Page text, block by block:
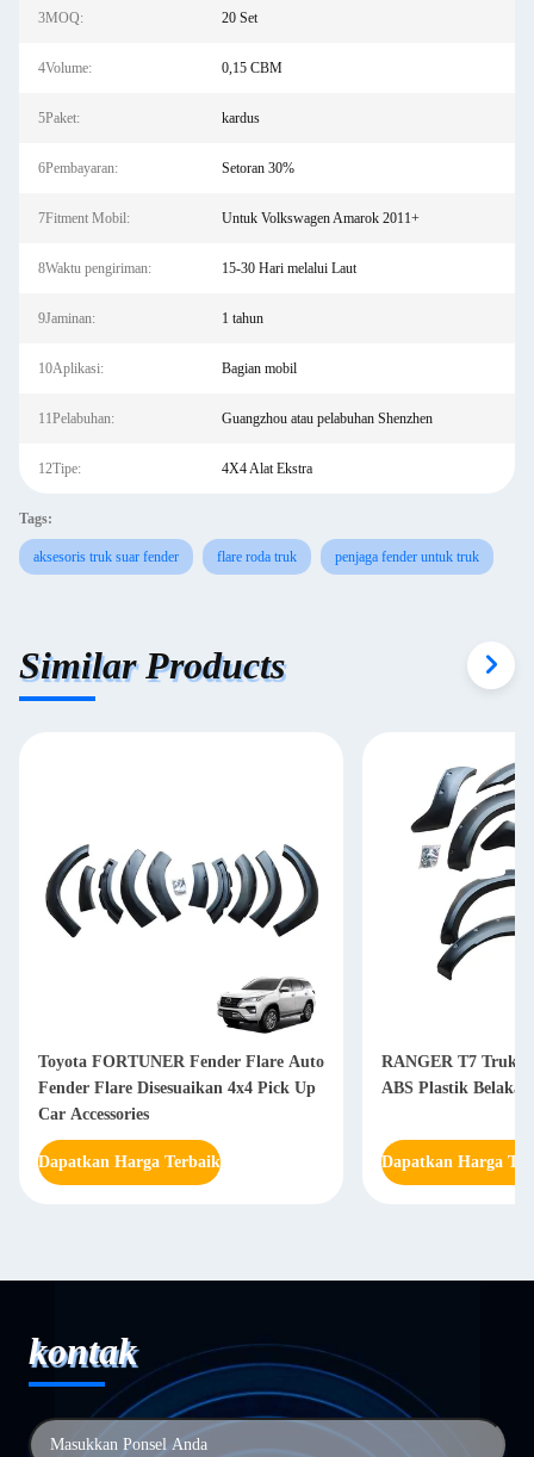
3MOQ: 20 Set
4Volume: 0,15 CBM
5Paket: kardus
6Pembayaran: Setoran 30%
7Fitment Mobil: Untuk Volkswagen Amarok 2011+
8Waktu pengiriman: 15-30 Hari melalui Laut
9Jaminan: 1 tahun
10Aplikasi: Bagian mobil
11Pelabuhan: Guangzhou atau pelabuhan Shenzhen
12Tipe: 4X4 Alat Ekstra
Tags:
aksesoris truk suar fender flare roda truk penjaga fender untuk truk
Similar Products
Toyota FORTUNER Fender Flare Auto
Fender Flare Disesuaikan 4x4 Pick Up
Car Accessories
Dapatkan Harga Terbaik
RANGER T7 Truk
ABS Plastik
Dapatkan Harga
kontak